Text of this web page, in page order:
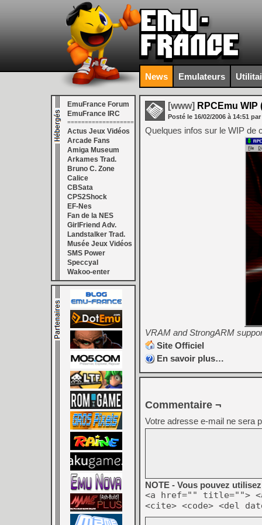
News Emulateurs
EmuFrance Forum
EmuFrance IRC
===================
Actus Jeux Vidéos
Arcade Fans
Amiga Museum
Arkames Trad.
Bruno C. Zone
Calice
CBSata
CPS2Shock
EF-Nes
Fan de la NES
GirlFriend Adv.
Landstalker Trad.
Musée Jeux Vidéos
SMS Power
Speccyal
Wakoo-enter
[www] RPCEmu WIP
Posté le 16/02/2006 à 14:51 par
Quelques infos sur le WIP de
VRAM and StrongARM
Site Officiel
En savoir plus…
Commentaire ¬
Votre adresse e-mail ne sera
NOTE - Vous pouvez
<a href="" title="">
<cite> <code> <del